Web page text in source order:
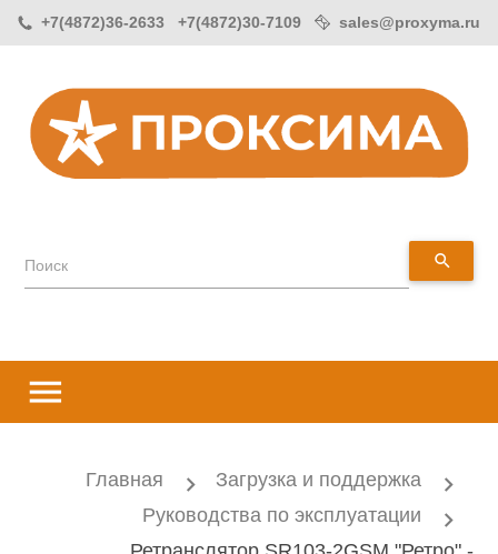
+7(4872)36-2633 +7(4872)30-7109 sales@proxyma.ru
Поиск search
menu
Главная
Загрузка и поддержка
Руководства по эксплуатации